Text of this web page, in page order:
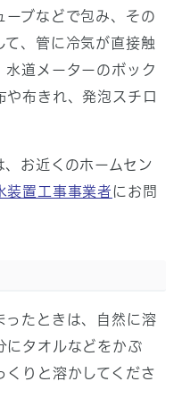
ーブなどで包み、その
て、管に冷気が直接触
水道メーターのボック
や布きれ、発泡スチロ
お近くのホームセン
装置工事事業者にお問
ったときは、自然に溶
にタオルなどをかぶ
くりと溶かしてくださ